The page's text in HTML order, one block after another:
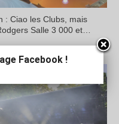
: Ciao les Clubs, mais
Salle 3 000 et…
Facebook !